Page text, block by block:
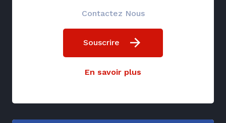
Contactez Nous
Souscrire
En savoir plus